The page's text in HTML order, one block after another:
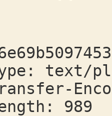
text/
989